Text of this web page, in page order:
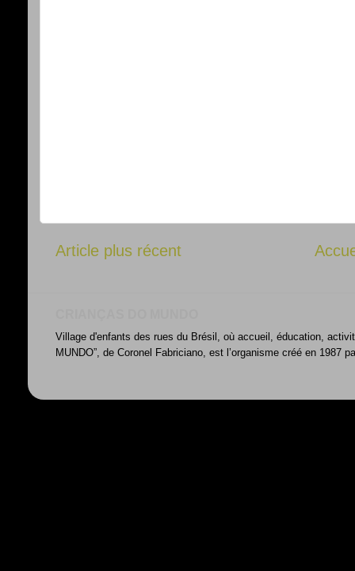
Article plus récent
Village d'enfants des rues du Brésil, où accueil, éducation,
MUNDO”, de Coronel Fabriciano, est l’organisme créé en